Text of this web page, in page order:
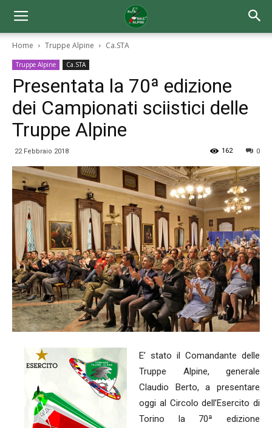
Home Truppe Alpine Ca.STA
Truppe Alpine Ca.STA
Presentata la 70ª edizione
dei Campionati sciistici delle
Truppe Alpine
22 Febbraio 2018 0
162
E’ stato il Comandante delle
Truppe Alpine, generale
Claudio Berto, a presentare
oggi al Circolo dell’Esercito di
Torino la 70ª edizione